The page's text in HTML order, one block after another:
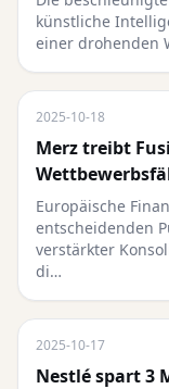
künstliche
einer drohenden
2025-10-18
Merz treibt
Europäische
entscheidenden
verstärkter
di…
2025-10-17
Nestlé spart 3